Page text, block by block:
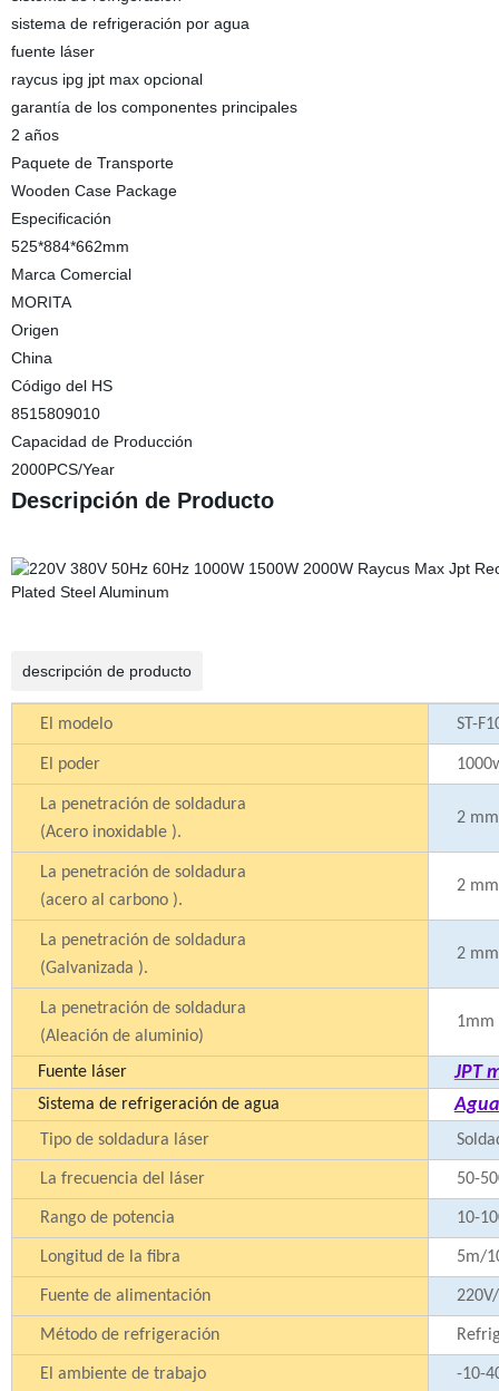
sistema de refrigeración por agua
fuente láser
raycus ipg jpt max opcional
garantía de los componentes principales
2 años
Paquete de Transporte
Wooden Case Package
Especificación
525*884*662mm
Marca Comercial
MORITA
Origen
China
Código del HS
8515809010
Capacidad de Producción
2000PCS/Year
Descripción de Producto
descripción de producto
El modelo ST-
El poder
La penetración de soldadura
(Acero inoxidable ).
2
La penetración de soldadura
(acero al carbono ).
2
La penetración de soldadura
(Galvanizada ).
2
La penetración de soldadura
(Aleación de aluminio)
1mm
Fuente láser JPT
Sistema de refrigeración de agua
Tipo de soldadura láser
La frecuencia del láser 50-
Rango de potencia 10-
Longitud de la fibra 5m/
Fuente de alimentación
Método de refrigeración
El ambiente de trabajo -10-